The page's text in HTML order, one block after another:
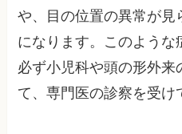
や、目の位置の異常が
になります。このような
必ず小児科や頭の形外来
て、専門医の診察を受け